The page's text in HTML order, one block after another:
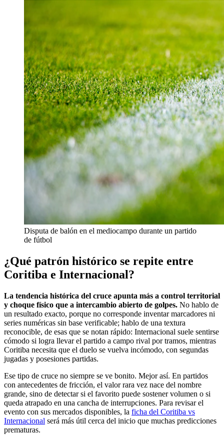
Disputa de balón en el mediocampo durante un partido
de fútbol
¿Qué patrón histórico se repite entre
Coritiba e Internacional?
La tendencia histórica del cruce apunta más a control territorial
y choque físico que a intercambio abierto de golpes. No hablo de
un resultado exacto, porque no corresponde inventar marcadores ni
series numéricas sin base verificable; hablo de una textura
reconocible, de esas que se notan rápido: Internacional suele sentirse
cómodo si logra llevar el partido a campo rival por tramos, mientras
Coritiba necesita que el duelo se vuelva incómodo, con segundas
jugadas y posesiones partidas.
Ese tipo de cruce no siempre se ve bonito. Mejor así. En partidos
con antecedentes de fricción, el valor rara vez nace del nombre
grande, sino de detectar si el favorito puede sostener volumen o si
queda atrapado en una cancha de interrupciones. Para revisar el
evento con sus mercados disponibles, la ficha del Coritiba vs
Internacional será más útil cerca del inicio que muchas predicciones
prematuras.